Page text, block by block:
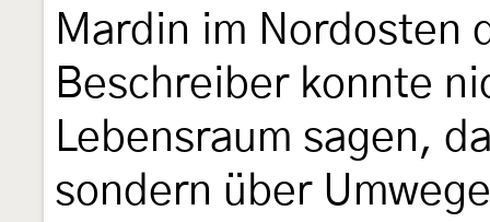
Mardin im Nordosten
Beschreiber konnte
Lebensraum sagen,
sondern über